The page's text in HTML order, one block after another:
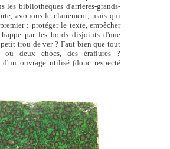
les bibliothèques d'arrières-grands-
avouons-le clairement, mais qui
: protéger le texte, empêcher
par les bords disjoints d'une
trou de ver ? Faut bien que tout
deux chocs, des éraflures ?
ouvrage utilisé (donc respecté